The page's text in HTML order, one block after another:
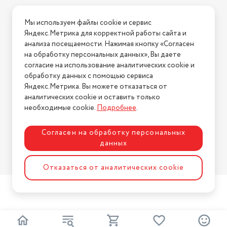
очиститель/увлажнитель
воздуха
Объем резервуара для воды
4.5 л
Дополнительные функции
ароматизация, Увлажнитель
Индикация
низкого уровня воды
Фильтры
водяной, предварительной
очистки, Водяной фильтр,
очистки
Условия возврата
Нашли ошибку на сайте? Напишите нам
2026 © Интернет-магазин "АстМаркет". У нас есть всё!
Политика конфиденциальности
Разработка сайтаASTDESIGN
Мы используем файлы cookie и сервис
Яндекс.Метрика для корректной работы сайта и
анализа посещаемости. Нажимая кнопку «Согласен
на обработку персональных данных», Вы даете
согласие на использование аналитических cookie и
обработку данных с помощью сервиса
Яндекс.Метрика. Вы можете отказаться от
аналитических cookie и оставить только
необходимые cookie.Подробнее.
Согласен на обработку персональных
данных
Отказаться от аналитических cookie